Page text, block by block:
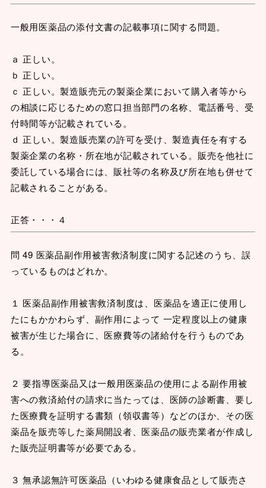
一般用医薬品の添付文書の記載事項に関する問題。
ａ 正しい。
ｂ 正しい。
ｃ 正しい。製造販売元の製薬企業において購入者等から
の相談に応じるための窓口担当部門の名称、電話番号、受
付時間等が記載されている。
ｄ 正しい。製造販売業の許可を受け、製造責任を有する
製薬企業の名称・所在地が記載されている。販売を他社に
委託している場合には、販社等の名称及び所在地も併せて
記載されることがある。
正答・・・４
問 49 医薬品副作用被害救済制度に関する記述のうち、誤
っているものはどれか。
１ 医薬品副作用被害救済制度は、医薬品を適正に使用し
たにもかかわらず、副作用によって 一定程度以上の健康
被害が生じた場合に、医療費等の諸給付を行うものであ
る。
２ 要指導医薬品又は一般用医薬品の使用による副作用被
害への救済給付の請求に当たっては、医師の診断書、要し
た医療費を証明する書類（領収書等）などのほか、その医
薬品を販売等した薬局開設者、医薬品の販売業者が作成し
た販売証明書等が必要である。
３ 無承認無許可医薬品（いわゆる健康食品として販売さ